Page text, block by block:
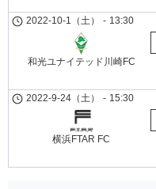
2022-10-1（土） - 13:30
和光ユナイテッド川崎FC
2022-9-24（土） - 15:30
横浜FTAR FC